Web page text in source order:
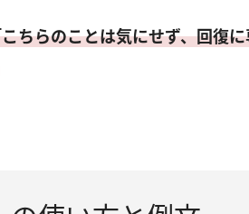
ちらのことは気にせず、回復